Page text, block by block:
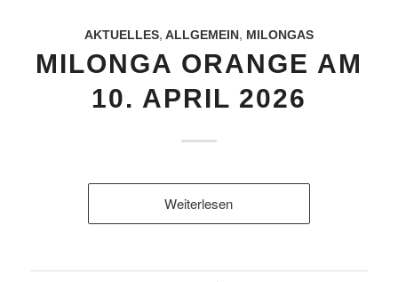
AKTUELLES, ALLGEMEIN , MILONGAS
MILONGA ORANGE AM
10. APRIL 2026
Weiterlesen